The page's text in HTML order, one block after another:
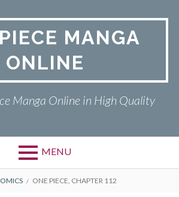
MANGA
ONLINE
Manga Online in High Quality
MENU
ONE PIECE, CHAPTER 112